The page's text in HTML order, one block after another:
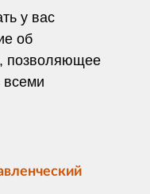
у вас
об
позволяющее
всеми